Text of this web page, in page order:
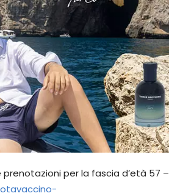
per la fascia d’età 57 –